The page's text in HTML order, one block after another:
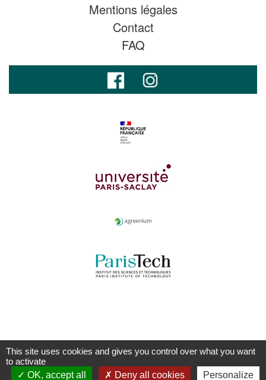
Mentions légales
Contact
FAQ
This site uses cookies and gives you control over what you want
to activate
OK, accept all
Deny all cookies Personalize